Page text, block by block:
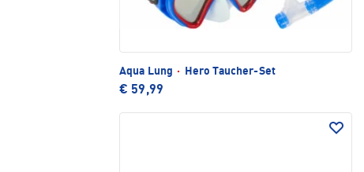
Aqua Lung · Hero Taucher-Set
€ 59,99